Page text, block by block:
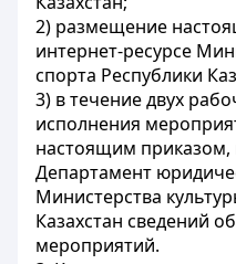
2) размещение
интернет-ресурсе
спорта Республики
3) в течение двух
исполнения
настоящим приказом,
Департамент
Министерства
Казахстан сведений
мероприятий.